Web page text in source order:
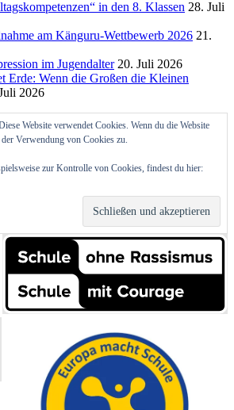
in den 8. Klassen 28. Juli
am Känguru-Wettbewerb 2026 21.
im Jugendalter 20. Juli 2026
Erde: Wenn die Großen die Kleinen
2026
Website verwendet Cookies. Wenn du die Website
Verwendung von Cookies zu.
zur Kontrolle von Cookies, findest du hier: